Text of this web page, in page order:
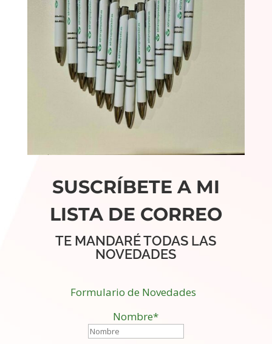
SUSCRÍBETE A MI
LISTA DE CORREO
TE MANDARÉ TODAS LAS
NOVEDADES
Formulario de Novedades
Nombre*